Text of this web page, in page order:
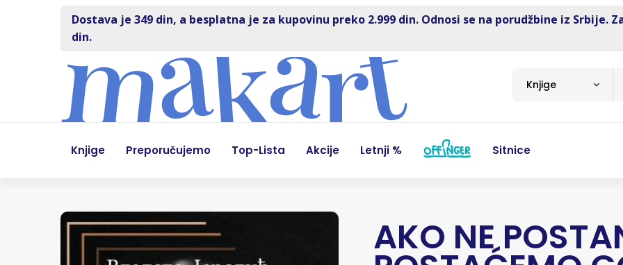
Dostava je 349 din, a besplatna je za kupovinu preko 2.999 din. Odnosi se na porudžbine iz Srbije.
din.
Knjige
Knjige Preporučujemo Top-Lista Akcije Letnji % Sitnice
AKO NE